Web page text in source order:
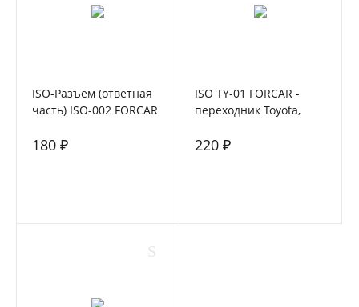
ISO-Разъем (ответная
часть) ISO-002 FORCAR
180 ₽
ISO TY-01 FORCAR -
переходник Toyota,
220 ₽